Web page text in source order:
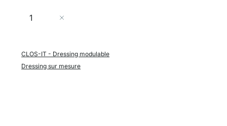
Quantité
CLOS-IT - Dressing modulable
Dressing sur mesure